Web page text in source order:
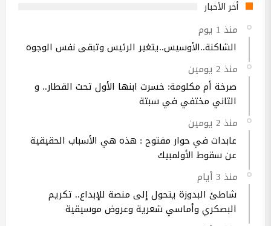
أخر الأخبار
منذ 1 يوم
الشاكنة..الأوسيس..يتغير الرئيس وتبقى نفس الوجوه
منذ 2 يومين
صرخة أم مكلومة: خسرت ابنها الأول تحت القطار.. و
الثاني مختفي في سبتة
منذ 2 يومين
عابدات في حوار مفتوح : هذه هي الأسباب الحقيقية
عن سقوط الأولمبيك
منذ 3 أيام
شاطئ البدوزة يتحول إلى منصة للإبداع.. تكريم
البصكري وأماسي شعرية وعروض موسيقية